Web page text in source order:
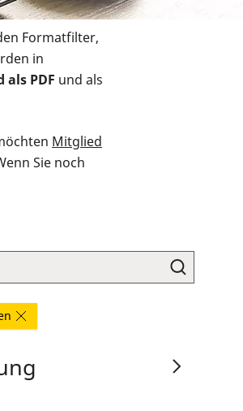
Formatfilter,
in
als PDF und als
Mitglied
Sie noch